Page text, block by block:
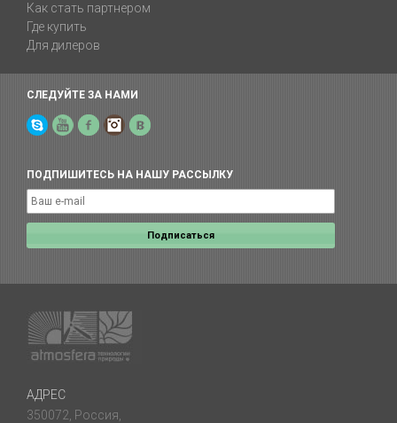
Как стать партнером
Где купить
Для дилеров
СЛЕДУЙТЕ ЗА НАМИ
Skype YouTubeFacebookInstagram
ПОДПИШИТЕСЬ НА НАШУ РАССЫЛКУ
АДРЕС
350072, Россия,